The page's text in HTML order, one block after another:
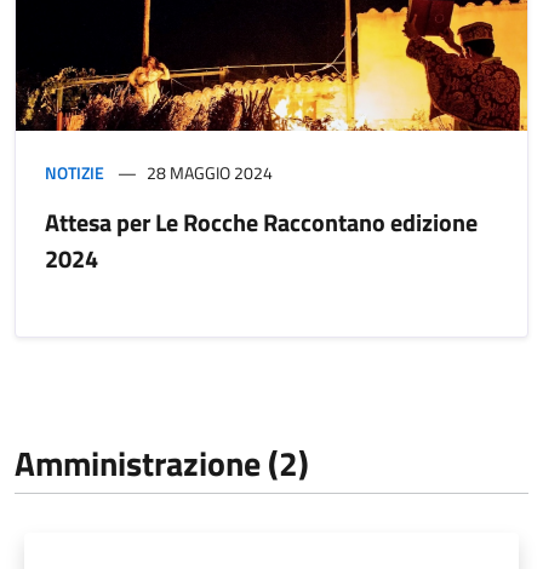
NOTIZIE 28 MAGGIO 2024
Attesa per Le Rocche Raccontano edizione
2024
Amministrazione (2)